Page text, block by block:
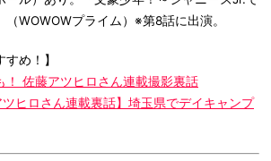
WOWOWプライム）※第8話に出演。
すめ！】
！ 佐藤アツヒロさん連載撮影裏話
ヒロさん連載裏話】埼玉県でデイキャンプ